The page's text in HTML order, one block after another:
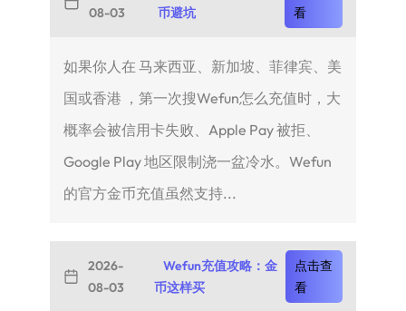
08-03
币避坑
看
如果你人在 马来西亚、新加坡、菲律宾、美
国或香港 ，第一次搜Wefun怎么充值时，大
概率会被信用卡失败、Apple Pay 被拒、
Google Play 地区限制浇一盆冷水。Wefun
的官方金币充值虽然支持...
2026-
08-03
Wefun充值攻略：金
币这样买
点击查
看